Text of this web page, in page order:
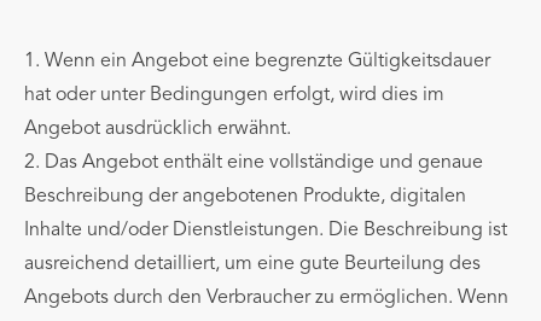
1. Wenn ein Angebot eine begrenzte Gültigkeitsdauer
hat oder unter Bedingungen erfolgt, wird dies im
Angebot ausdrücklich erwähnt.
2. Das Angebot enthält eine vollständige und genaue
Beschreibung der angebotenen Produkte, digitalen
Inhalte und/oder Dienstleistungen. Die Beschreibung ist
ausreichend detailliert, um eine gute Beurteilung des
Angebots durch den Verbraucher zu ermöglichen. Wenn